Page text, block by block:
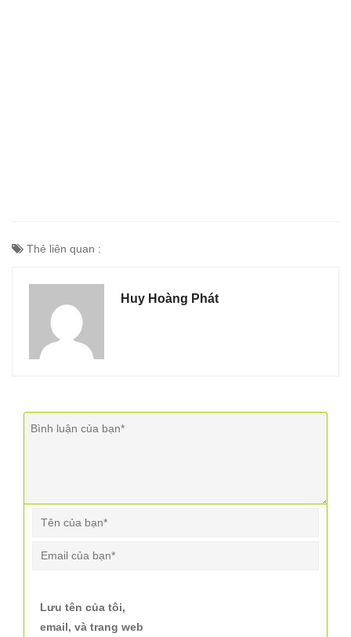
Thẻ liên quan :
Huy Hoàng Phát
Lưu tên của tôi,
email, và trang web